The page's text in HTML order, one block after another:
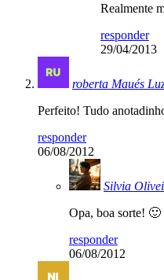
Realmente
responder
29/04/2013
roberta Maués
Perfeito! Tudo
responder
06/08/2012
Silvia
Opa, boa sorte! 🙂
responder
06/08/2012